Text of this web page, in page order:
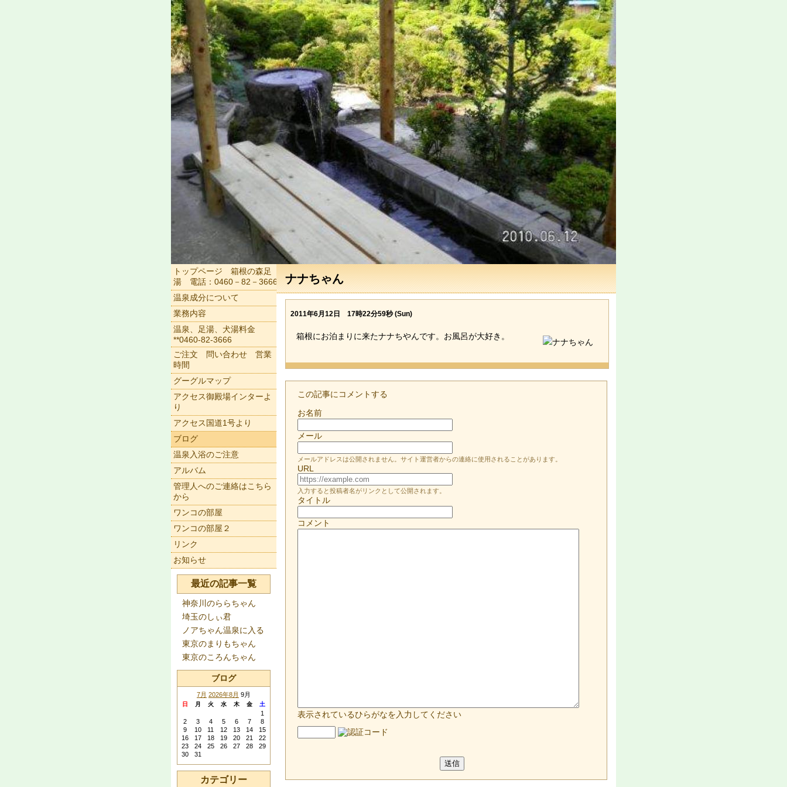
ナナちゃん
2011年6月12日 17時22分59秒 (Sun)
箱根にお泊まりに来たナナちやんです。お風呂が大好き。
この記事にコメントする
お名前
メール
メールアドレスは公開されません。サイト運営者からの連絡に使用されることがあります。
URL
入力すると投稿者名がリンクとして公開されます。
タイトル
コメント
表示されているひらがなを入力してください
トップページ 箱根の森足
湯 電話：0460－82－3666
温泉成分について
業務内容
温泉、足湯、犬湯料金
**0460-82-3666
ご注文 問い合わせ 営業
時間
グーグルマップ
アクセス御殿場インターよ
り
アクセス国道1号より
ブログ
温泉入浴のご注意
アルバム
管理人へのご連絡はこちら
から
ワンコの部屋
ワンコの部屋２
リンク
お知らせ
最近の記事一覧
神奈川のららちゃん
埼玉のしぃ君
ノアちゃん温泉に入る
東京のまりもちゃん
東京のころんちゃん
ブログ
7月 2026年8月 9月
日 月 火 水 木 金 土
1
2
3 4 5 6 7
8
9
10 11 12 13 14
15
16
17 18 19 20 21
22
23
24 25 26 27 28
29
30
31
カテゴリー